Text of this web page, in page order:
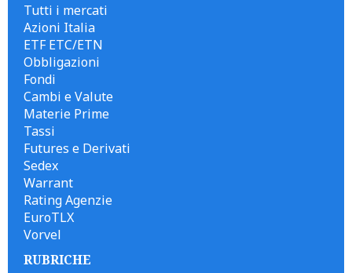
Tutti i mercati
Azioni Italia
ETF ETC/ETN
Obbligazioni
Fondi
Cambi e Valute
Materie Prime
Tassi
Futures e Derivati
Sedex
Warrant
Rating Agenzie
EuroTLX
Vorvel
RUBRICHE